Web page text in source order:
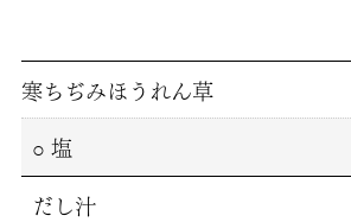
寒ちぢみほうれん草
塩
だし汁